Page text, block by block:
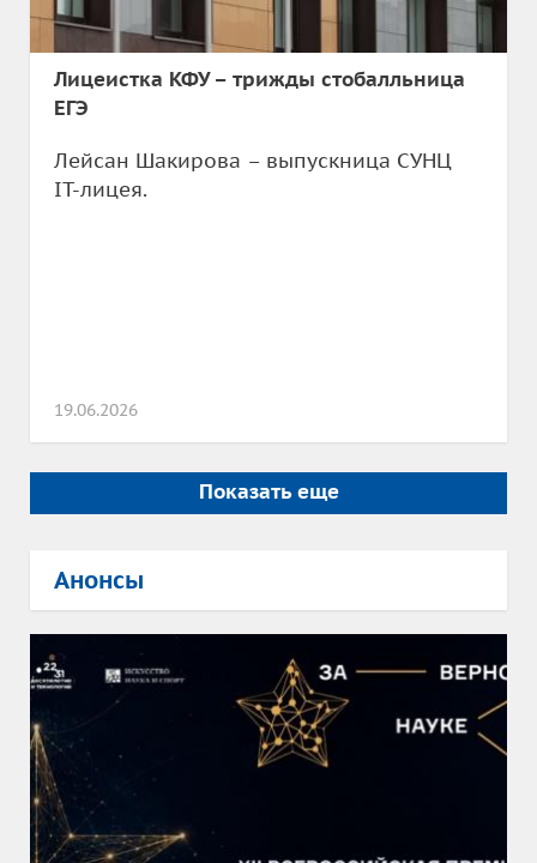
Лицеистка КФУ – трижды стобалльница
ЕГЭ
Лейсан Шакирова – выпускница СУНЦ
IT-лицея.
19.06.2026
Показать еще
Анонсы